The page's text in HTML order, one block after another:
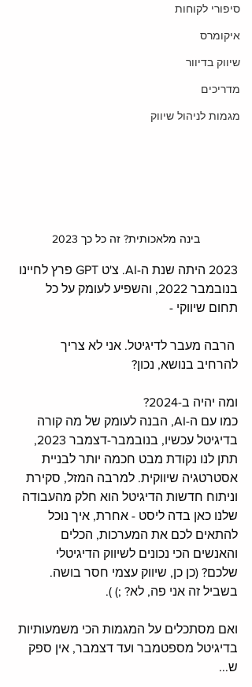
סיפורי לקוחות
איקומרס
שיווק בדיוור
מדריכים
מגמות לניהול שיווק
בינה מלאכותית? זה כל כך 2023
2023 היתה שנת ה-AI. צ'ט GPT פרץ לחיינו
בנובמבר 2022, והשפיע לעומק על כל
תחום שיווקי -
הרבה מעבר לדיגיטל. אני לא צריך
להרחיב בנושא, נכון?
ומה יהיה ב-2024?
כמו עם ה-AI, הבנה לעומק של מה קורה
בדיגיטל עכשיו, בנובמבר-דצמבר 2023,
תתן לנו נקודת מבט חכמה יותר לבניית
אסטרטגיה שיווקית. למרבה המזל, סקירת
וניתוח חדשות הדיגיטל הוא חלק מהעבודה
שלנו כאן בדה ליסט - אחרת, איך נוכל
להתאים לכם את המערכות, הכלים
והאנשים הכי נכונים לשיווק הדיגיטלי
שלכם? (כן כן, שיווק עצמי חסר בושה.
בשביל זה אני פה, לא? ;) ).
ואם מסתכלים על המגמות הכי משמעותיות
בדיגיטל מספטמבר ועד דצמבר, אין ספק
ש...